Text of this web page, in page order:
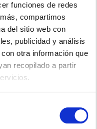
funciones de redes
compartimos
del sitio web con
publicidad y análisis
otra información que
recopilado a partir